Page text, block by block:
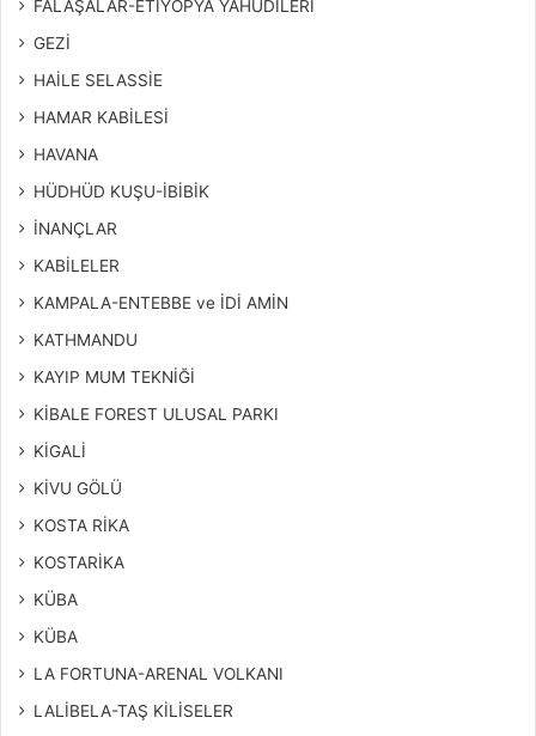
FALAŞALAR-ETİYOPYA YAHUDİLERİ
GEZİ
HAİLE SELASSİE
HAMAR KABİLESİ
HAVANA
HÜDHÜD KUŞU-İBİBİK
İNANÇLAR
KABİLELER
KAMPALA-ENTEBBE ve İDİ AMİN
KATHMANDU
KAYIP MUM TEKNİĞİ
KİBALE FOREST ULUSAL PARKI
KİGALİ
KİVU GÖLÜ
KOSTA RİKA
KOSTARİKA
KÜBA
KÜBA
LA FORTUNA-ARENAL VOLKANI
LALİBELA-TAŞ KİLİSELER